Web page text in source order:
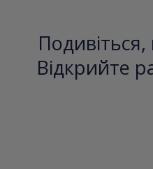
Відкрийте